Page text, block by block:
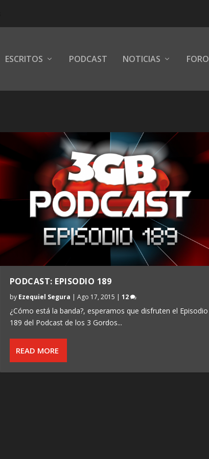
ESCRITOS PODCAST NOTICIAS FORO
PODCAST: EPISODIO 189
by Ezequiel Segura | Ago 17, 2015 | 12
¿Cómo está la banda?, esperamos que disfruten el Episodio
189 del Podcast de los 3 Gordos...
READ MORE